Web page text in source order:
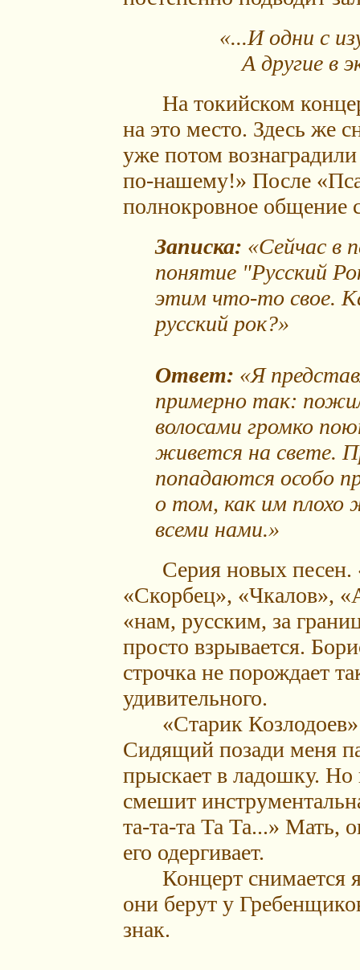
«...И одни с
А другие в
На токийском
на это место. Здесь же
уже потом
по-нашему!» После
полнокровное общение
Записка: «Сейчас в
понятие "Русский
этим что-то свое.
русский рок?»
Ответ: «Я
примерно так:
волосами громко
живется на свете.
попадаются особо
о том, как им плохо
всеми нами.»
Серия новых песен.
«Скорбец», «Чкалов»,
«нам, русским, за
просто взрывается.
строчка не порождает
удивительного.
«Старик Козлодоев»
Сидящий позади меня
прыскает в ладошку.
смешит
та-та-та Та Та...» Мать,
его одергивает.
Концерт снимается
они берут у
знак.